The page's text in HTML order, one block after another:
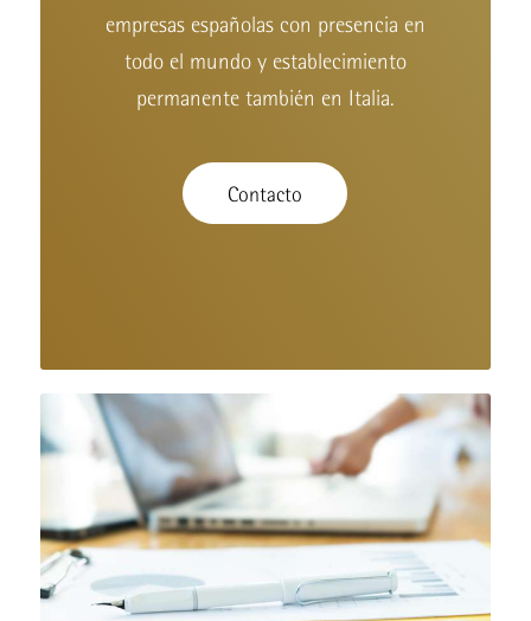
empresas españolas con presencia en
todo el mundo y establecimiento
permanente también en Italia.
Contacto